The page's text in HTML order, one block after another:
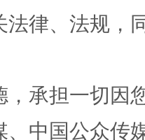
规模
法律、法规，
，承担一切因
、中国公众传